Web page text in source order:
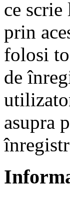
ce scrie
prin
folosi
de
asupra